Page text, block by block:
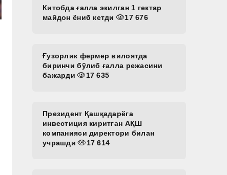
Китобда ғалла экилган 1 гектар
майдон ёниб кетди
17 676
Ғузорлик фермер вилоятда
биринчи бўлиб ғалла режасини
бажарди
17 635
Президент Қашқадарёга
инвестиция киритган АҚШ
компанияси директори билан
учрашди
17 614